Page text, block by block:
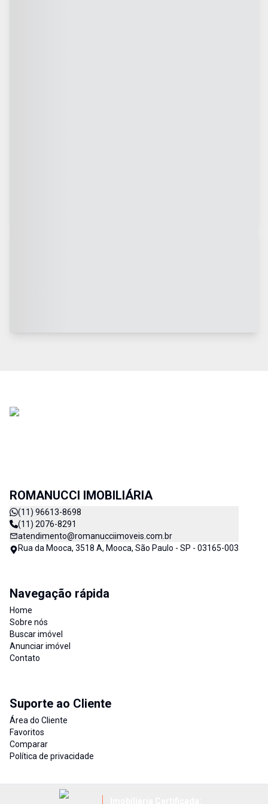
ROMANUCCI IMOBILIÁRIA
(11) 96613-8698
(11) 2076-8291
atendimento@romanucciimoveis.com.br
Rua da Mooca, 3518 A, Mooca, São Paulo - SP - 03165-003
Navegação rápida
Home
Sobre nós
Buscar imóvel
Anunciar imóvel
Contato
Suporte ao Cliente
Área do Cliente
Favoritos
Comparar
Política de privacidade